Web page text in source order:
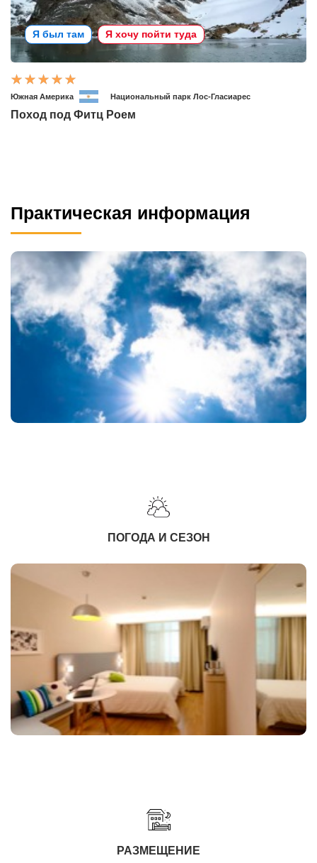
Я был там Я хочу пойти туда
Южная Америка Национальный парк Лос-Гласиарес
Поход под Фитц Роем
Практическая информация
ПОГОДА И СЕЗОН
РАЗМЕЩЕНИЕ